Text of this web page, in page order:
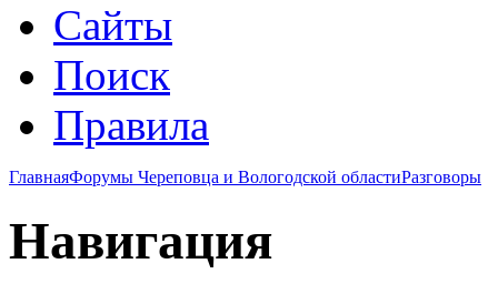
Сайты
Поиск
Правила
ГлавнаяФорумы Череповца и Вологодской областиРазговоры
Навигация